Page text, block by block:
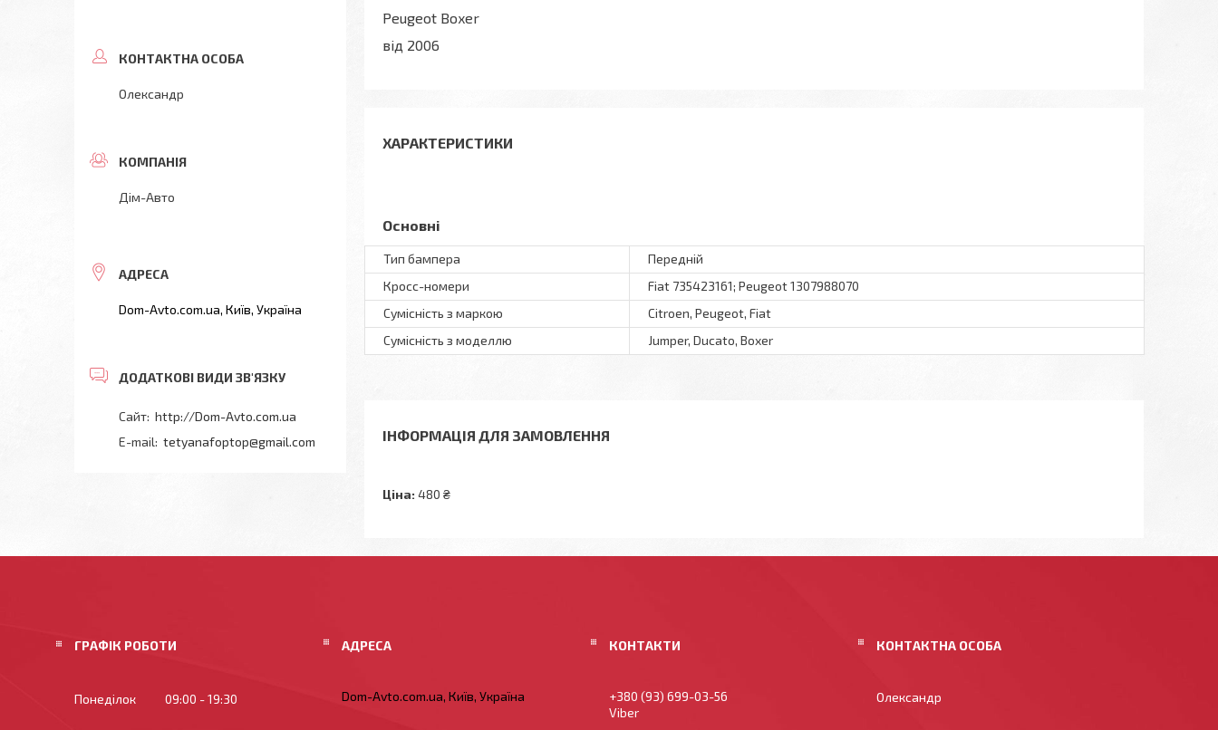
Peugeot Boxer
від 2006
ХАРАКТЕРИСТИКИ
Основні
Тип бампера
Передній
Кросс-номери
Fiat 735423161; Peugeot 1307988070
Сумісність з маркою
Citroen, Peugeot, Fiat
Сумісність з моделлю
Jumper, Ducato, Boxer
ІНФОРМАЦІЯ ДЛЯ ЗАМОВЛЕННЯ
Ціна: 480 ₴
Олександр
Дім-Авто
Dom-Avto.com.ua, Київ, Україна
http://Dom-Avto.com.ua
tetyanafoptop@gmail.com
ГРАФІК РОБОТИ
Понеділок 09:00 19:30 Dom-Avto.com.ua, Київ, Україна
+380 (93) 699-03-56
Viber
Олександр